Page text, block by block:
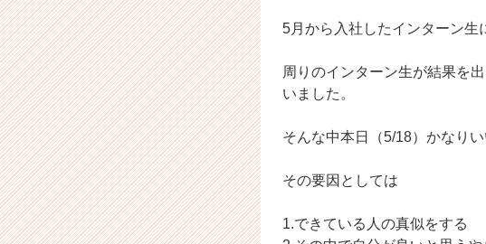
5月から入社したインターン生
周りのインターン生が結果を
いました。
そんな中本日（5/18）かなり
その要因としては
1.できている人の真似をする